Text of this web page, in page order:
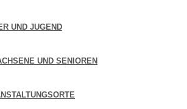
UND JUGEND
UND SENIOREN